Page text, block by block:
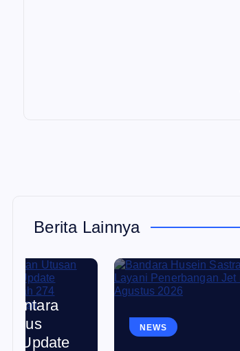
Berita Lainnya